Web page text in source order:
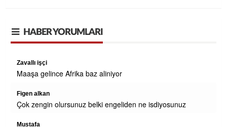
HABER YORUMLARI
Zavallı işçi
Maaşa gelince Afrika baz aliniyor
Figen alkan
Çok zengin olursunuz belki engeliden ne isdiyosunuz
Mustafa